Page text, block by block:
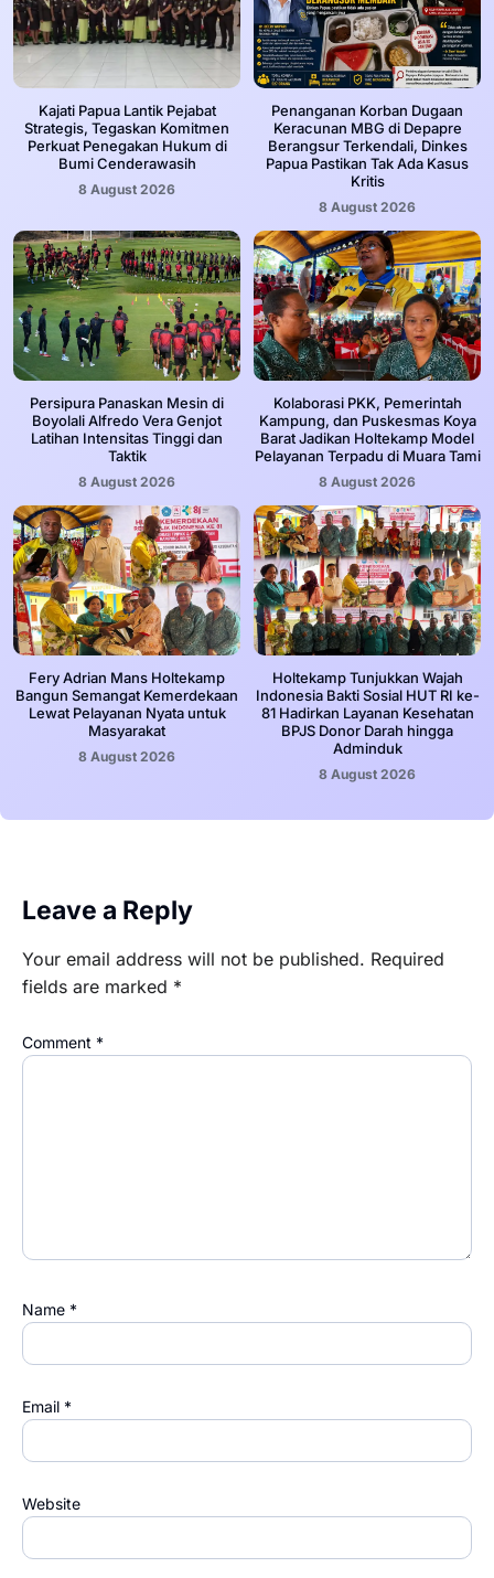
Kajati Papua Lantik Pejabat
Strategis, Tegaskan Komitmen
Perkuat Penegakan Hukum di
Bumi Cenderawasih
8 August 2026
Penanganan Korban Dugaan
Keracunan MBG di Depapre
Berangsur Terkendali, Dinkes
Papua Pastikan Tak Ada Kasus
Kritis
8 August 2026
Persipura Panaskan Mesin di
Boyolali Alfredo Vera Genjot
Latihan Intensitas Tinggi dan
Taktik
8 August 2026
Kolaborasi PKK, Pemerintah
Kampung, dan Puskesmas Koya
Barat Jadikan Holtekamp Model
Pelayanan Terpadu di Muara Tami
8 August 2026
Fery Adrian Mans Holtekamp
Bangun Semangat Kemerdekaan
Lewat Pelayanan Nyata untuk
Masyarakat
8 August 2026
Holtekamp Tunjukkan Wajah
Indonesia Bakti Sosial HUT RI ke-
81 Hadirkan Layanan Kesehatan
BPJS Donor Darah hingga
Adminduk
8 August 2026
Leave a Reply
Your email address will not be published. Required
fields are marked *
Comment *
Name *
Email *
Website